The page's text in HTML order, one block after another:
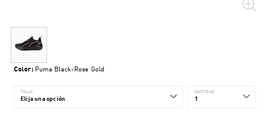
Color: Puma Black-Rose Gold
TALLA CANTIDAD